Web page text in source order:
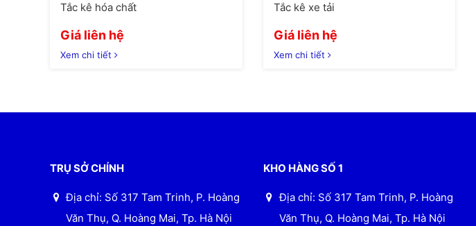
Tắc kê hóa chất
Giá liên hệ
Xem chi tiết
Tắc kê xe tải
Giá liên hệ
Xem chi tiết
TRỤ SỞ CHÍNH
Địa chỉ: Số 317 Tam Trinh, P. Hoàng
Văn Thụ, Q. Hoàng Mai, Tp. Hà Nội
KHO HÀNG SỐ 1
Địa chỉ: Số 317 Tam Trinh, P. Hoàng
Văn Thụ, Q. Hoàng Mai, Tp. Hà Nội